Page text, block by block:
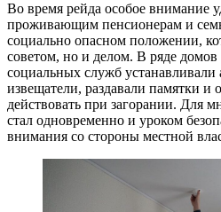
Во время рейда особое внимание
проживающим пенсионерам и
социально опасном положении,
советом, но и делом. В ряде домов
социальных служб
извещатели, раздавали памятки и
действовать при загорании. Для
стал одновременно и уроком
внимания со стороны местной